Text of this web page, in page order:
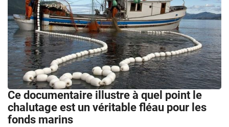
Ce documentaire illustre à quel point le
chalutage est un véritable fléau pour les
fonds marins